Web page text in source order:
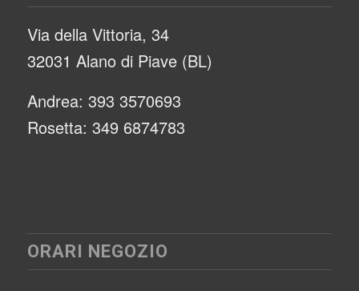
Via della Vittoria, 34
32031 Alano di Piave (BL)
Andrea: 393 3570693
Rosetta: 349 6874783
ORARI NEGOZIO